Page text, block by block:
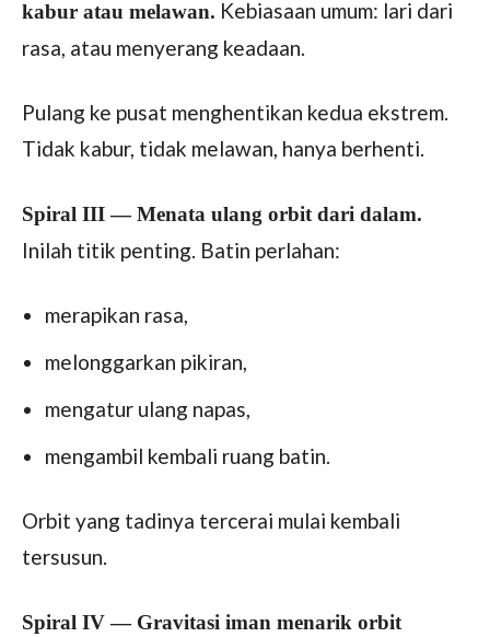
kabur atau melawan. Kebiasaan umum: lari dari
rasa, atau menyerang keadaan.
Pulang ke pusat menghentikan kedua ekstrem.
Tidak kabur, tidak melawan, hanya berhenti.
Spiral III — Menata ulang orbit dari dalam.
Inilah titik penting. Batin perlahan:
merapikan rasa,
melonggarkan pikiran,
mengatur ulang napas,
mengambil kembali ruang batin.
Orbit yang tadinya tercerai mulai kembali
tersusun.
Spiral IV — Gravitasi iman menarik orbit